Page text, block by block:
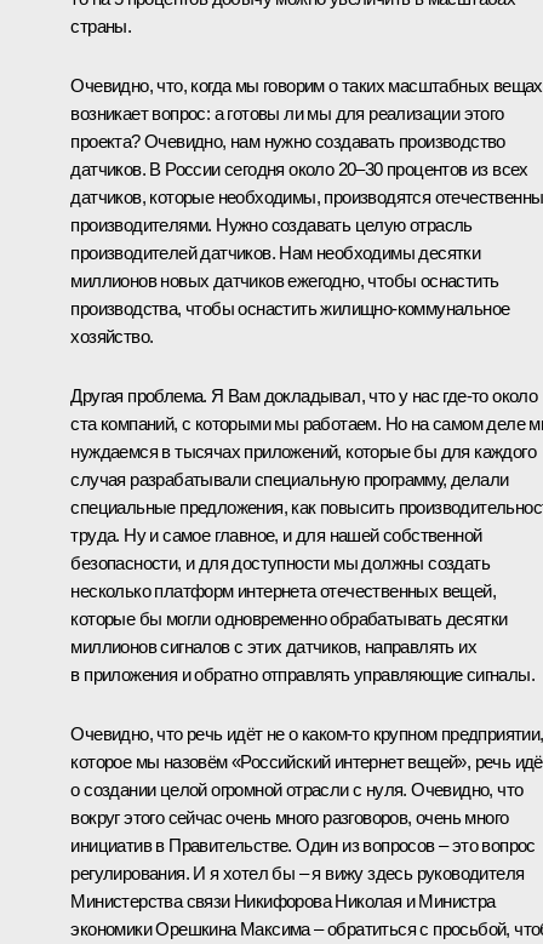
страны.
Очевидно, что, когда мы говорим о таких масштабных
возникает вопрос: а готовы ли мы для реализации этого
проекта? Очевидно, нам нужно создавать производство
датчиков. В России сегодня около 20–30 процентов из всех
датчиков, которые необходимы, производятся
производителями. Нужно создавать целую отрасль
производителей датчиков. Нам необходимы десятки
миллионов новых датчиков ежегодно, чтобы оснастить
производства, чтобы оснастить жилищно-коммунальное
хозяйство.
Другая проблема. Я Вам докладывал, что у нас где‑то около
ста компаний, с которыми мы работаем. Но на самом деле
нуждаемся в тысячах приложений, которые бы для каждого
случая разрабатывали специальную программу, делали
специальные предложения, как повысить
труда. Ну и самое главное, и для нашей собственной
безопасности, и для доступности мы должны создать
несколько платформ интернета отечественных вещей,
которые бы могли одновременно обрабатывать десятки
миллионов сигналов с этих датчиков, направлять их
в приложения и обратно отправлять управляющие сигналы.
Очевидно, что речь идёт не о каком‑то крупном предприятии,
которое мы назовём «Российский интернет вещей», речь
о создании целой огромной отрасли с нуля. Очевидно, что
вокруг этого сейчас очень много разговоров, очень много
инициатив в Правительстве. Один из вопросов – это вопрос
регулирования. И я хотел бы – я вижу здесь руководителя
Министерства связи Никифорова Николая и Министра
экономики Орешкина Максима – обратиться с просьбой,